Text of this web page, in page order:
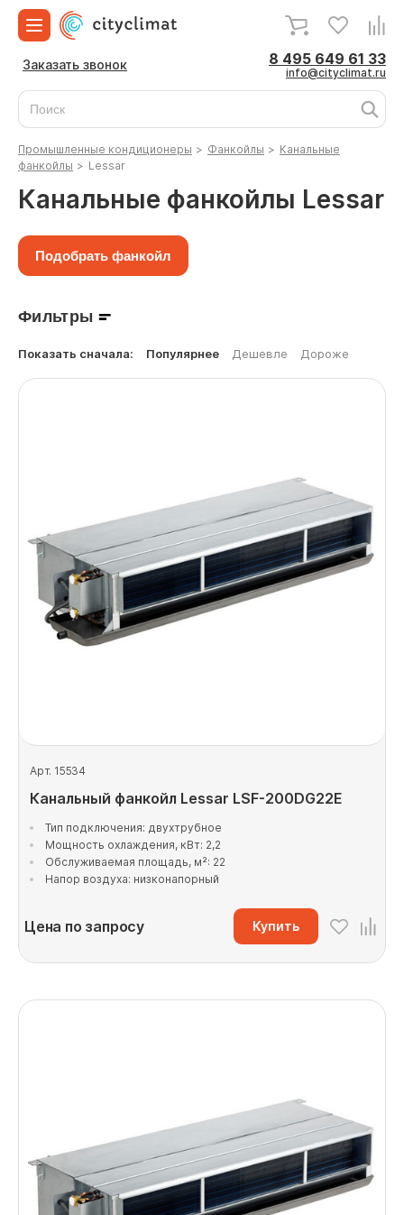
Заказать звонок 8 495 649 61 33
info@cityclimat.ru
Промышленные кондиционеры > Фанкойлы > Канальные
фанкойлы > Lessar
Канальные фанкойлы Lessar
Подобрать фанкойл
Фильтры
Показать сначала: Популярнее Дешевле Дороже
Арт. 15534
Канальный фанкойл Lessar LSF-200DG22E
Тип подключения: двухтрубное
Мощность охлаждения, кВт: 2,2
Обслуживаемая площадь, м²: 22
Напор воздуха: низконапорный
Цена по запросу Купить